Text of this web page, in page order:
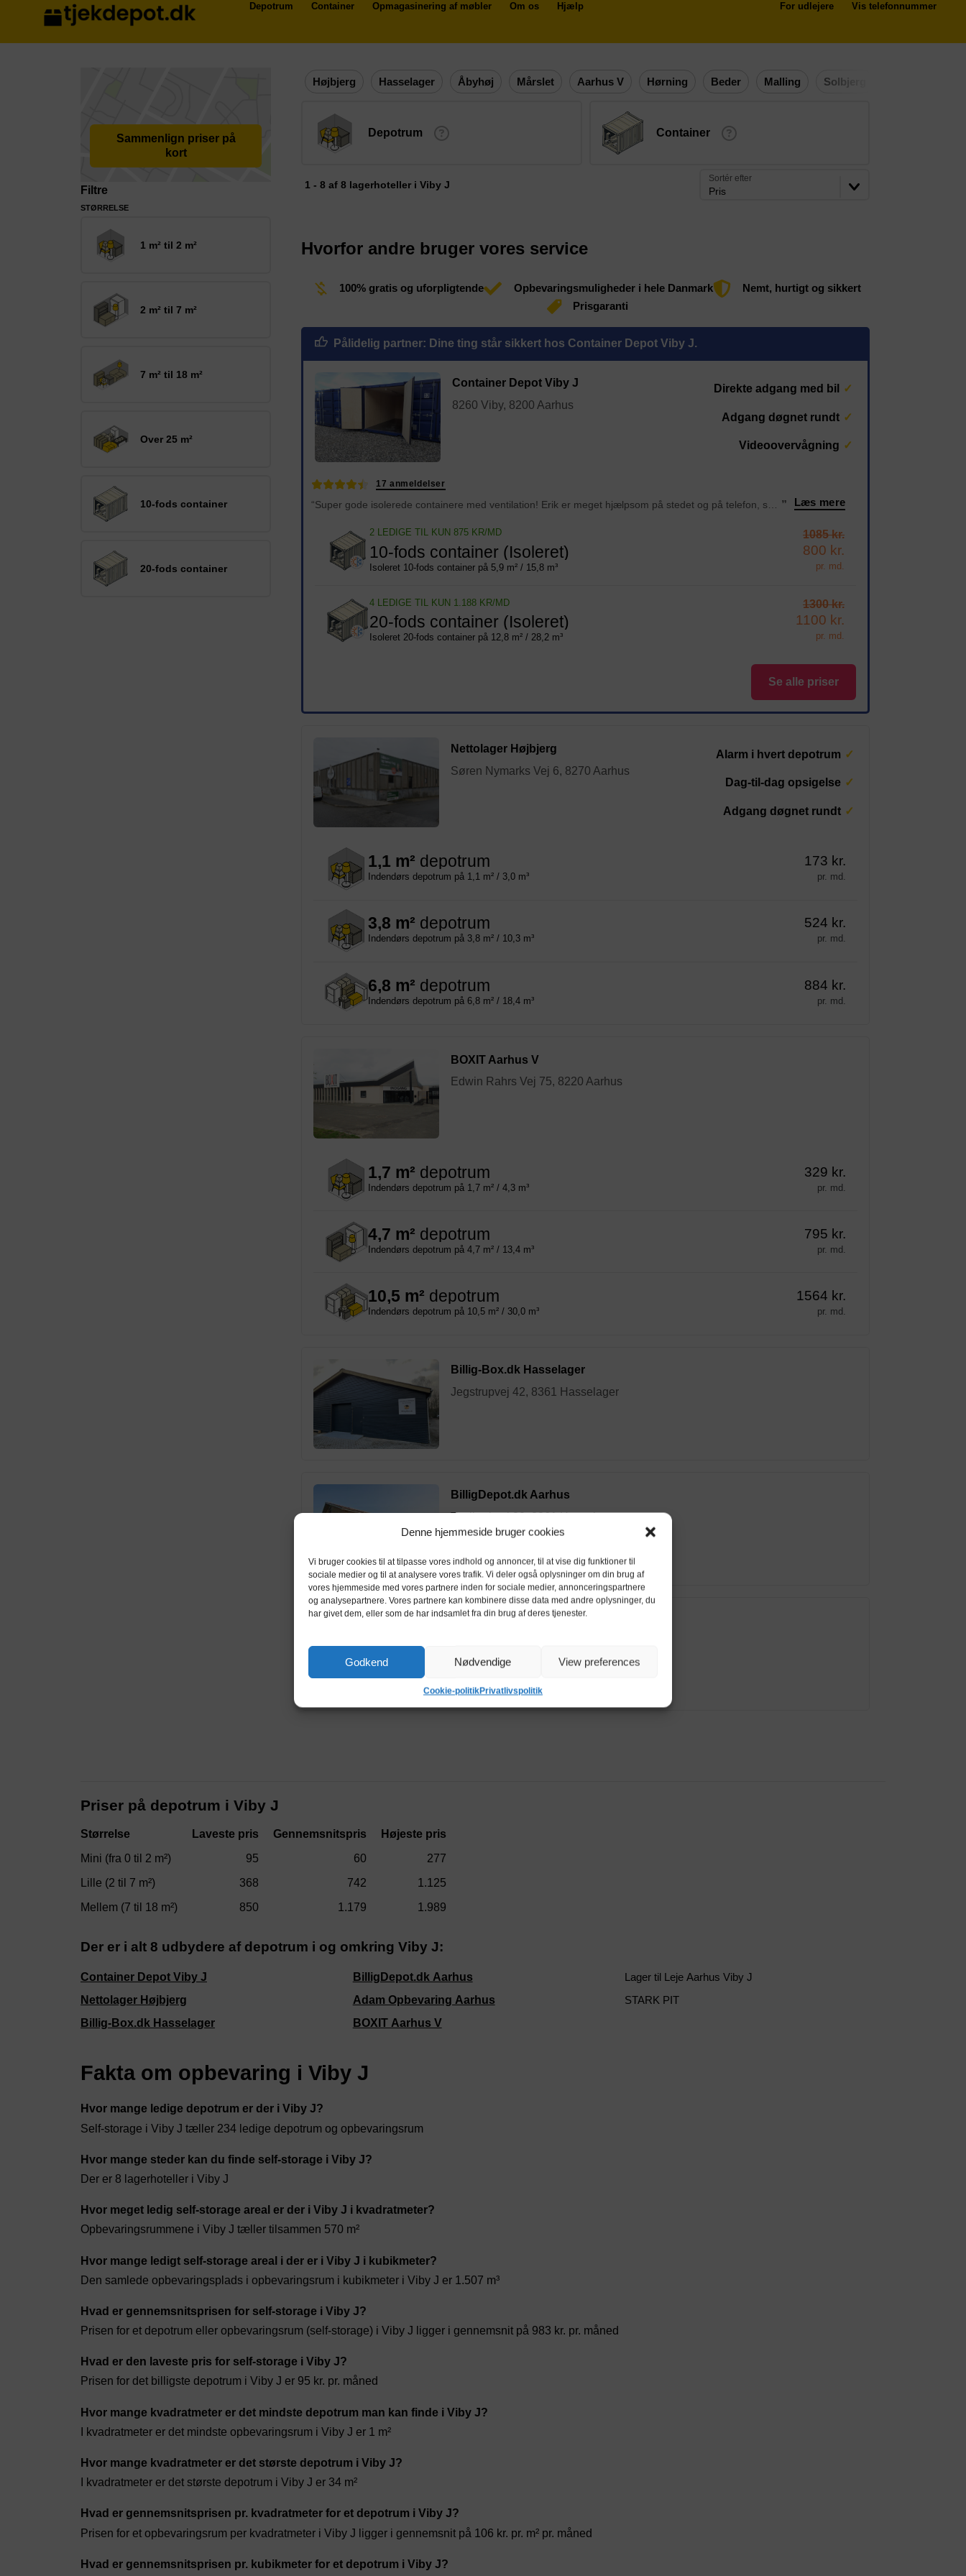
Denne hjemmeside bruger cookies
Vi bruger cookies til at tilpasse vores indhold og annoncer, til at vise dig funktioner til
sociale medier og til at analysere vores trafik. Vi deler også oplysninger om din brug af
vores hjemmeside med vores partnere inden for sociale medier, annonceringspartnere
og analysepartnere. Vores partnere kan kombinere disse data med andre oplysninger, du
har givet dem, eller som de har indsamlet fra din brug af deres tjenester.
Godkend Nødvendige View preferences
Cookie-politikPrivatlivspolitik
Depotrum Container Opmagasinering af møbler Om os Hjælp For udlejere Vis telefonnummer
Sammenlign priser på
kort
Filtre
STØRRELSE
1 m² til 2 m²
2 m² til 7 m²
7 m² til 18 m²
Over 25 m²
10-fods container
20-fods container
Højbjerg Hasselager Åbyhøj Mårslet Aarhus V Hørning Beder Malling Solbjerg
Depotrum Container
1 - 8 af 8 lagerhoteller i Viby J
Pris
Sortér efter
Hvorfor andre bruger vores service
100% gratis og uforpligtende Opbevaringsmuligheder i hele Danmark
Nemt, hurtigt og sikkert
Prisgaranti
Pålidelig partner: Dine ting står sikkert hos Container Depot Viby J.
Container Depot Viby J
8260 Viby, 8200 Aarhus
Direkte adgang med bil
Adgang døgnet rundt
Videoovervågning
17 anmeldelser
” Læs mere
2 LEDIGE TIL KUN 875 KR/MD
10-fods container (Isoleret)
Isoleret 10-fods container på 5,9 m² / 15,8 m³
1085 kr.
800 kr.
pr. md.
4 LEDIGE TIL KUN 1.188 KR/MD
20-fods container (Isoleret)
Isoleret 20-fods container på 12,8 m² / 28,2 m³
1300 kr.
1100 kr.
pr. md.
Se alle priser
Nettolager Højbjerg
Søren Nymarks Vej 6, 8270 Aarhus
Alarm i hvert depotrum
Dag-til-dag opsigelse
Adgang døgnet rundt
1,1 m² depotrum
Indendørs depotrum på 1,1 m² / 3,0 m³
173 kr.
pr. md.
3,8 m² depotrum
Indendørs depotrum på 3,8 m² / 10,3 m³
524 kr.
pr. md.
6,8 m² depotrum
Indendørs depotrum på 6,8 m² / 18,4 m³
884 kr.
pr. md.
BOXIT Aarhus V
Edwin Rahrs Vej 75, 8220 Aarhus
1,7 m² depotrum
Indendørs depotrum på 1,7 m² / 4,3 m³
329 kr.
pr. md.
4,7 m² depotrum
Indendørs depotrum på 4,7 m² / 13,4 m³
795 kr.
pr. md.
10,5 m² depotrum
Indendørs depotrum på 10,5 m² / 30,0 m³
1564 kr.
pr. md.
Billig-Box.dk Hasselager
Jegstrupvej 42, 8361 Hasselager
BilligDepot.dk Aarhus
Teglbækvej 20, 8361 Hasselager
Adam Opbevaring Aarhus
Priser på depotrum i Viby J
Størrelse Laveste pris Gennemsnitspris
Højeste pris
Mini (fra 0 til 2 m²)
95 60
277
Lille (2 til 7 m²)
368 742
1.125
Mellem (7 til 18 m²)
850 1.179 1.989
Der er i alt 8 udbydere af depotrum i og omkring Viby J:
Container Depot Viby J
Nettolager Højbjerg
Billig-Box.dk Hasselager
BilligDepot.dk Aarhus
Adam Opbevaring Aarhus
BOXIT Aarhus V
Lager til Leje Aarhus Viby J
STARK PIT
Fakta om opbevaring i Viby J
Hvor mange ledige depotrum er der i Viby J?
Self-storage i Viby J tæller 234 ledige depotrum og opbevaringsrum
Hvor mange steder kan du finde self-storage i Viby J?
Der er 8 lagerhoteller i Viby J
Hvor meget ledig self-storage areal er der i Viby J i kvadratmeter?
Opbevaringsrummene i Viby J tæller tilsammen 570 m²
Hvor mange ledigt self-storage areal i der er i Viby J i kubikmeter?
Den samlede opbevaringsplads i opbevaringsrum i kubikmeter i Viby J er 1.507 m³
Hvad er gennemsnitsprisen for self-storage i Viby J?
Prisen for et depotrum eller opbevaringsrum (self-storage) i Viby J ligger i gennemsnit på 983 kr. pr. måned
Hvad er den laveste pris for self-storage i Viby J?
Prisen for det billigste depotrum i Viby J er 95 kr. pr. måned
Hvor mange kvadratmeter er det mindste depotrum man kan finde i Viby J?
I kvadratmeter er det mindste opbevaringsrum i Viby J er 1 m²
Hvor mange kvadratmeter er det største depotrum i Viby J?
I kvadratmeter er det største depotrum i Viby J er 34 m²
Hvad er gennemsnitsprisen pr. kvadratmeter for et depotrum i Viby J?
Prisen for et opbevaringsrum per kvadratmeter i Viby J ligger i gennemsnit på 106 kr. pr. m² pr. måned
Hvad er gennemsnitsprisen pr. kubikmeter for et depotrum i Viby J?